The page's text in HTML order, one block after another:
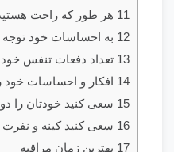
11 هر طور که راحت هستید مراقبه کنید
12 به احساسات خود توجه کنید
13 تعداد دفعات تنفس خود را بشمارید
14 افکار و احساسات خود را قضاوت نکنید
15 سعی کنید خودتان را دوست داشته باشید
16 سعی کنید کینه و نفرت را از خود دور کنید
17 بهترین زمان مراقبه